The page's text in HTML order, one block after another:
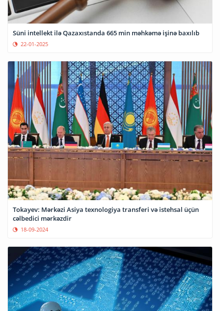
Süni intellekt ilə Qazaxıstanda 665 min məhkəmə işinə baxılıb
22-01-2025
Tokayev: Mərkəzi Asiya texnologiya transferi və istehsal üçün
cəlbedici mərkəzdir
18-09-2024